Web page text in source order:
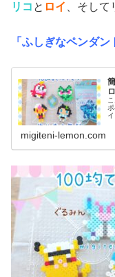
リコ と ロイ 、そし
「ふしぎなペンダン
migiteni-lemon.com